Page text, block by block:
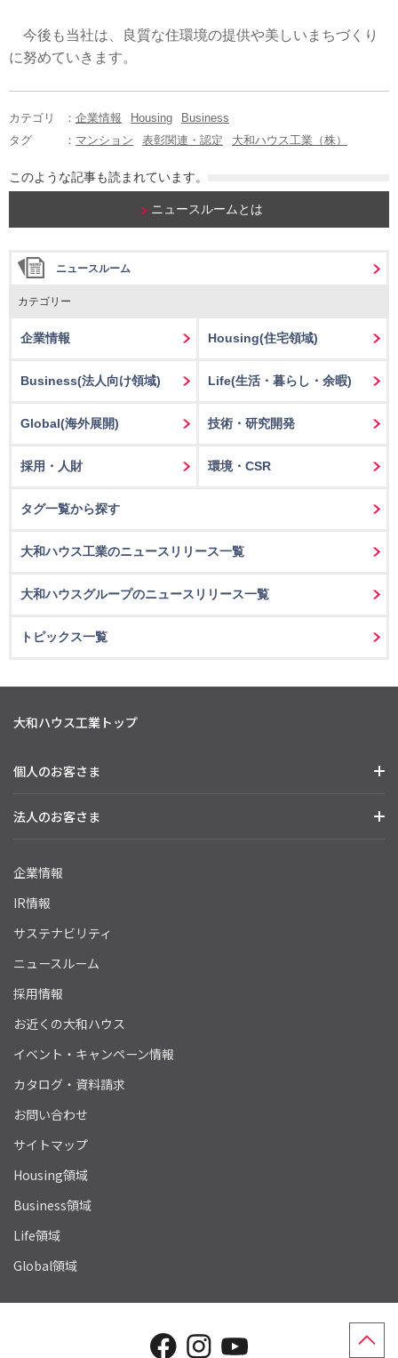
今後も当社は、良質な住環境の提供や美しいまちづくり
に努めていきます。
カテゴリ ： 企業情報 Housing
Business
タグ
： マンション 表彰関連・認定 大和ハウス工業（株）
このような記事も読まれています。
ニュースルームとは
ニュースルーム
カテゴリー
企業情報 Housing(住宅領域)
Business(法人向け領域) Life(生活・暮らし・余暇)
Global(海外展開) 技術・研究開発
採用・人財 環境・CSR
タグ一覧から探す
大和ハウス工業のニュースリリース一覧
大和ハウスグループのニュースリリース一覧
トピックス一覧
大和ハウス工業トップ
個人のお客さま
法人のお客さま
企業情報
IR情報
サステナビリティ
ニュースルーム
採用情報
お近くの大和ハウス
イベント・キャンペーン情報
カタログ・資料請求
お問い合わせ
サイトマップ
Housing領域
Business領域
Life領域
Global領域